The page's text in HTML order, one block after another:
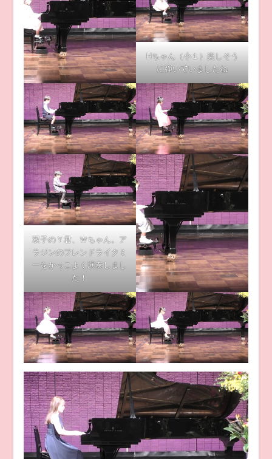
Hちゃん（小１）楽しそう
に弾いていましたね
双子のＹ君、Ｗちゃん。ア
ラジンのフレンドライクミ
ーをかっこよく演奏しまし
た！